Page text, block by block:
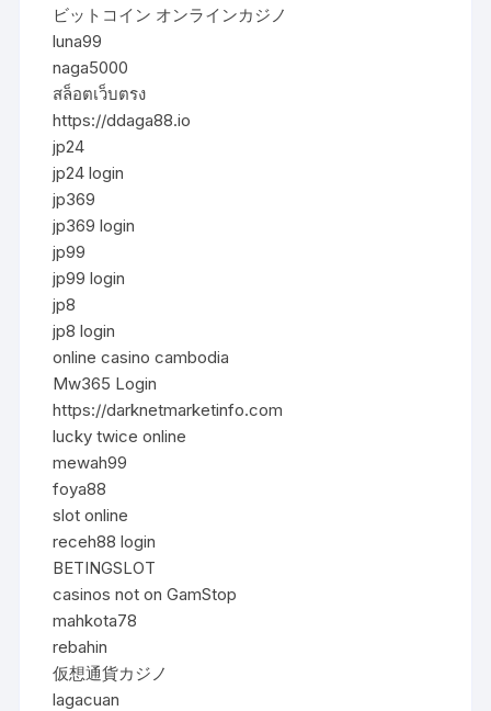
ビットコイン オンラインカジノ
luna99
naga5000
สล็อตเว็บตรง
https://ddaga88.io
jp24
jp24 login
jp369
jp369 login
jp99
jp99 login
jp8
jp8 login
online casino cambodia
Mw365 Login
https://darknetmarketinfo.com
lucky twice online
mewah99
foya88
slot online
receh88 login
BETINGSLOT
casinos not on GamStop
mahkota78
rebahin
仮想通貨カジノ
lagacuan